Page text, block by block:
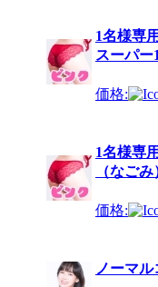
1名様専
スーパー
価格:
1名様専
（なご
価格:
ノーマ